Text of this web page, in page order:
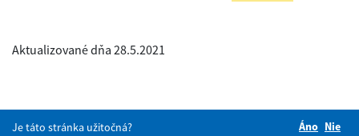
Aktualizované dňa 28.5.2021
Je táto stránka užitočná? Áno Boli
Nie